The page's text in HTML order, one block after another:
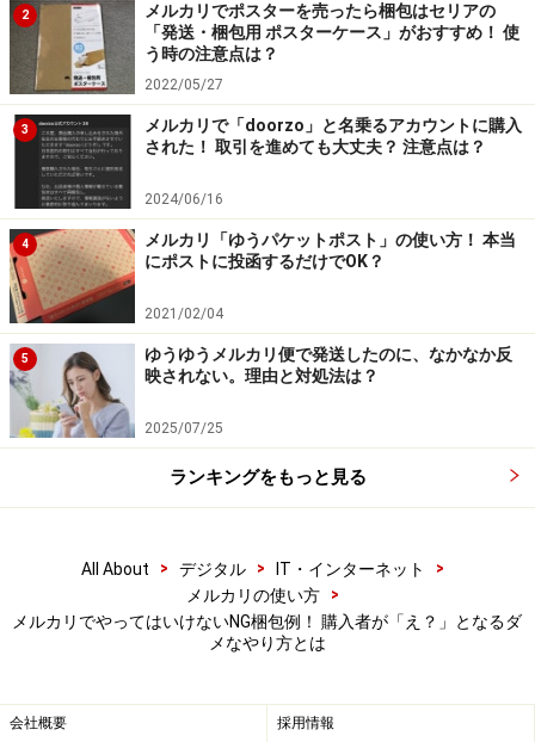
■過剰すぎる梱包
梱包がしっかりしてないと、荷物が破損してしまう可能
性があるので問題なのですが、逆に過剰に梱包するのも
購入する側にとっては少し迷惑に感じてしまうこともあ
ります。特に着払いで送る時には注意が必要です。
荷物の大きさによって料金が変わるので、過剰に梱包す
ることによってサイズが大きくなると料金が増えてしま
うのです。できるだけ商品に合わせた梱包材を使うな
ど、料金を支払う側のことを考えることも必要です。
梱包材の中も確認して！
梱包材として紙袋やビニール袋を使うときには、中に何
他に気をつけたいのが、ほこりや髪の毛です。以前筆者
がメルカリで商品を購入した時、紙袋の中に髪の毛が入
のか、もともと入っていたことに気づかなかったのかは
2
メルカリでポスターを売ったら梱包はセリアの
「発送・梱包用 ポスターケース」がおすすめ！ 使
う時の注意点は？
2022/05/27
3
メルカリで「doorzo」と名乗るアカウントに購入
された！ 取引を進めても大丈夫？ 注意点は？
2024/06/16
4
メルカリ「ゆうパケットポスト」の使い方！ 本当
にポストに投函するだけでOK？
2021/02/04
5
ゆうゆうメルカリ便で発送したのに、なかなか反
映されない。理由と対処法は？
2025/07/25
ランキングをもっと見る
All About > デジタル > IT・インターネット
>
メルカリの使い方
>
メルカリでやってはいけないNG梱包例！ 購入者が「え？」となるダ
メなやり方とは
会社概要 採用情報